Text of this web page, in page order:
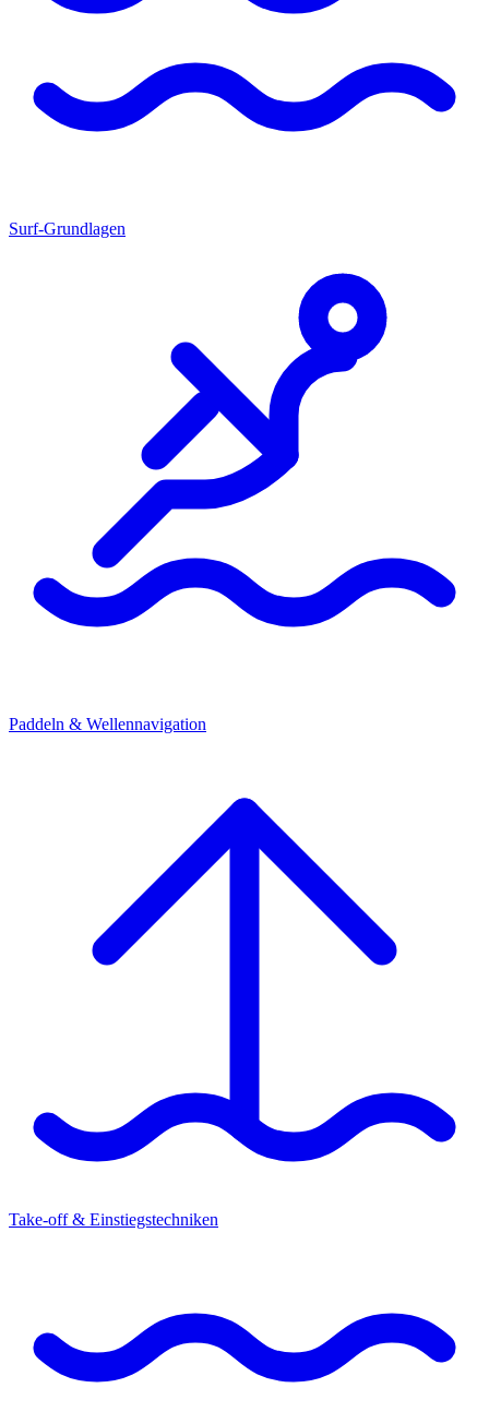
Surf-Grundlagen
Paddeln & Wellennavigation
Take-off & Einstiegstechniken